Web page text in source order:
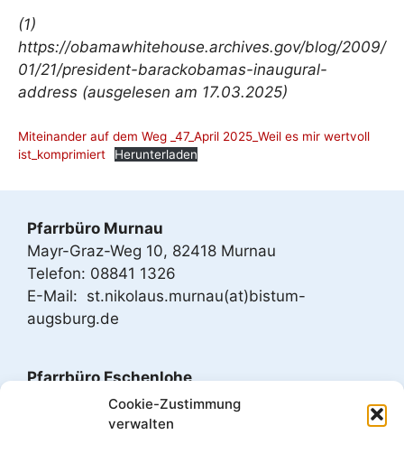
Cookie-Zustimmung
verwalten
(1)
https://obamawhitehouse.archives.gov/blog/2009/
01/21/president-barackobamas-inaugural-
address (ausgelesen am 17.03.2025)
Miteinander auf dem Weg _47_April 2025_Weil es mir wertvoll
ist_komprimiert
Herunterladen
Pfarrbüro Murnau
Mayr-Graz-Weg 10, 82418 Murnau
Telefon: 08841 1326
E-Mail: st.nikolaus.murnau(at)bistum-
augsburg.de
Pfarrbüro Eschenlohe
Bahnhofstr. 1, 82438 Eschenlohe
Telefon: 08824 1784